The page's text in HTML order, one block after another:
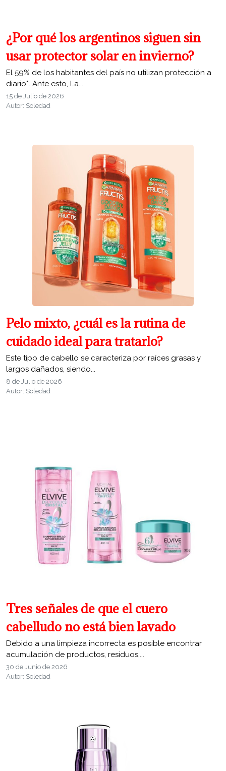
¿Por qué los argentinos siguen sin
usar protector solar en invierno?
El 59% de los habitantes del país no utilizan protección a
diario*. Ante esto, La...
15 de Julio de 2026
Autor: Soledad
Pelo mixto, ¿cuál es la rutina de
cuidado ideal para tratarlo?
Este tipo de cabello se caracteriza por raíces grasas y
largos dañados, siendo...
8 de Julio de 2026
Autor: Soledad
Tres señales de que el cuero
cabelludo no está bien lavado
Debido a una limpieza incorrecta es posible encontrar
acumulación de productos, residuos,...
30 de Junio de 2026
Autor: Soledad